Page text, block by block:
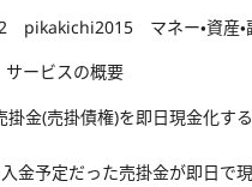
pikakichi2015
マネー・資産
サービスの概要
掛金(売掛債権)を即日現金化す
入金予定だった売掛金が即日で